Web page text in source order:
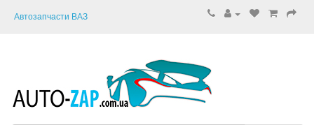
Автозапчасти ВАЗ